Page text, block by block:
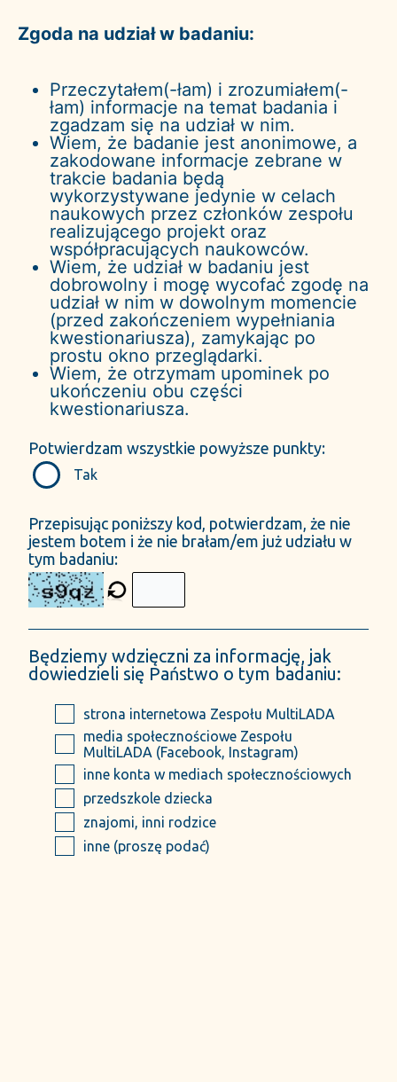
Zgoda na udział w badaniu:
Przeczytałem(-łam) i zrozumiałem(-
łam) informacje na temat badania i
zgadzam się na udział w nim.
Wiem, że badanie jest anonimowe, a
zakodowane informacje zebrane w
trakcie badania będą
wykorzystywane jedynie w celach
naukowych przez członków zespołu
realizującego projekt oraz
współpracujących naukowców.
Wiem, że udział w badaniu jest
dobrowolny i mogę wycofać zgodę na
udział w nim w dowolnym momencie
(przed zakończeniem wypełniania
kwestionariusza), zamykając po
prostu okno przeglądarki.
Wiem, że otrzymam upominek po
ukończeniu obu części
kwestionariusza.
Potwierdzam wszystkie powyższe punkty:
Tak
Przepisując poniższy kod, potwierdzam, że nie
jestem botem i że nie brałam/em już udziału w
tym badaniu:
Będziemy wdzięczni za informację, jak
dowiedzieli się Państwo o tym badaniu:
strona internetowa Zespołu MultiLADA
media społecznościowe Zespołu
MultiLADA (Facebook, Instagram)
inne konta w mediach społecznościowych
przedszkole dziecka
znajomi, inni rodzice
inne (proszę podać)